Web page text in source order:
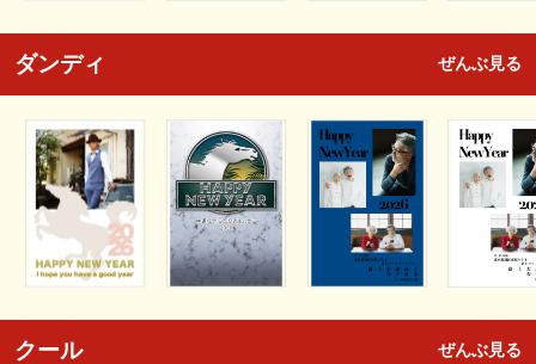
ダンディ ぜんぶ見る
クール ぜんぶ見る